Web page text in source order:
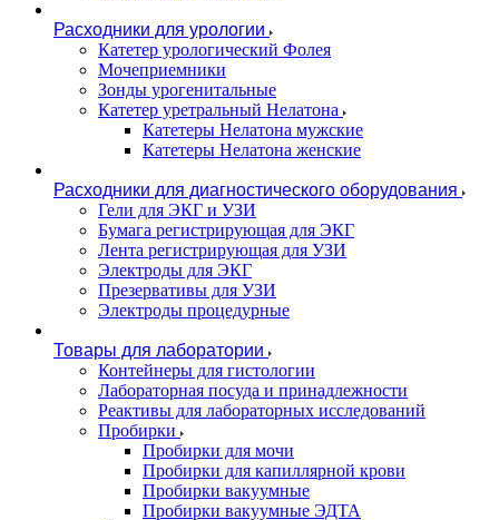
Расходники для урологии
Катетер урологический Фолея
Мочеприемники
Зонды урогенитальные
Катетер уретральный Нелатона
Катетеры Нелатона мужские
Катетеры Нелатона женские
Расходники для диагностического оборудования
Гели для ЭКГ и УЗИ
Бумага регистрирующая для ЭКГ
Лента регистрирующая для УЗИ
Электроды для ЭКГ
Презервативы для УЗИ
Электроды процедурные
Товары для лаборатории
Контейнеры для гистологии
Лабораторная посуда и принадлежности
Реактивы для лабораторных исследований
Пробирки
Пробирки для мочи
Пробирки для капиллярной крови
Пробирки вакуумные
Пробирки вакуумные ЭДТА